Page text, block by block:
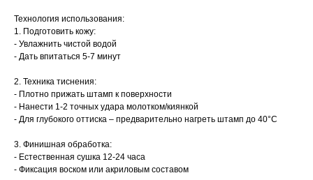
Технология использования:
1. Подготовить кожу:
- Увлажнить чистой водой
- Дать впитаться 5-7 минут
2. Техника тиснения:
- Плотно прижать штамп к поверхности
- Нанести 1-2 точных удара молотком/киянкой
- Для глубокого оттиска – предварительно нагреть штамп до 40°C
3. Финишная обработка:
- Естественная сушка 12-24 часа
- Фиксация воском или акриловым составом